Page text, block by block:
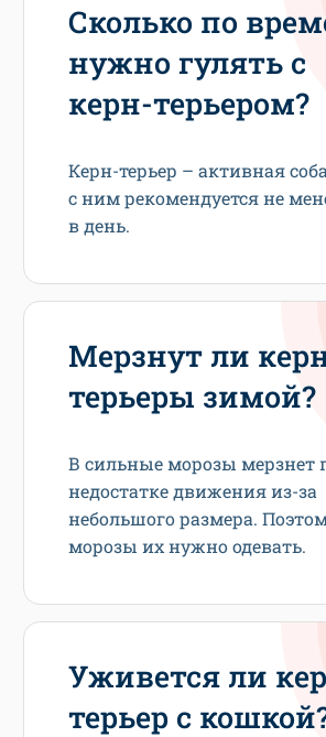
Сколько по
нужно гулять с
керн-терьером?
Керн-терьер – активная
с ним рекомендуется не
в день.
Мерзнут ли
терьеры зимой?
В сильные морозы мерзнет
недостатке движения из-за
небольшого размера.
морозы их нужно одевать.
Уживется ли
терьер с